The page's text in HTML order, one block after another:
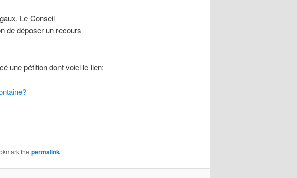
Le Conseil
de déposer un recours
une pétition dont voici le lien:
the permalink.